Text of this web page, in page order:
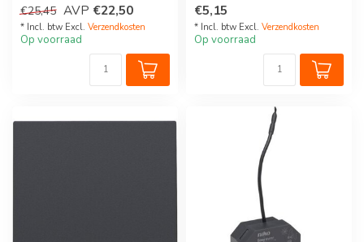
kinderveilig...
€25,45 AVP €22,50
* Incl. btw Excl. Verzendkosten
Op voorraad
€5,15
* Incl. btw Excl. Verzendkosten
Op voorraad